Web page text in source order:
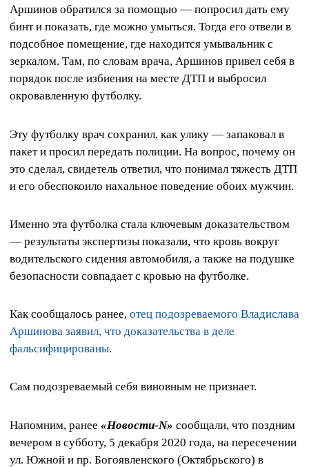
Аршинов обратился за помощью — попросил дать ему
бинт и показать, где можно умыться. Тогда его отвели в
подсобное помещение, где находится умывальник с
зеркалом. Там, по словам врача, Аршинов привел себя в
порядок после избиения на месте ДТП и выбросил
окровавленную футболку.
Эту футболку врач сохранил, как улику — запаковал в
пакет и просил передать полиции. На вопрос, почему он
это сделал, свидетель ответил, что понимал тяжесть ДТП
и его обеспокоило нахальное поведение обоих мужчин.
Именно эта футболка стала ключевым доказательством
— результаты экспертизы показали, что кровь вокруг
водительского сидения автомобиля, а также на подушке
безопасности совпадает с кровью на футболке.
Как сообщалось ранее, отец подозреваемого Владислава
Аршинова заявил, что доказательства в деле
фальсифицированы.
Сам подозреваемый себя виновным не признает.
Напомним, ранее «Новости-N» сообщали, что поздним
вечером в субботу, 5 декабря 2020 года, на пересечении
ул. Южной и пр. Богоявленского (Октябрьского) в